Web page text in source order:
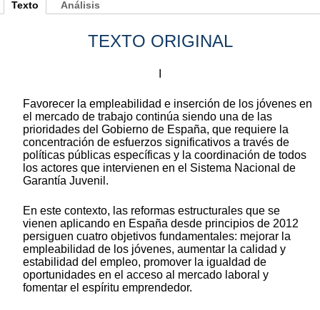
Texto
TEXTO ORIGINAL
Favorecer la empleabilidad e inserción de los jóvenes en
el mercado de trabajo continúa siendo una de las
prioridades del Gobierno de España, que requiere la
concentración de esfuerzos significativos a través de
políticas públicas específicas y la coordinación de todos
los actores que intervienen en el Sistema Nacional de
Garantía Juvenil.
En este contexto, las reformas estructurales que se
vienen aplicando en España desde principios de 2012
persiguen cuatro objetivos fundamentales: mejorar la
empleabilidad de los jóvenes, aumentar la calidad y
estabilidad del empleo, promover la igualdad de
oportunidades en el acceso al mercado laboral y
fomentar el espíritu emprendedor.
Análisis